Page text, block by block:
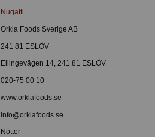
Nugatti
Orkla Foods Sverige AB
241 81 ESLÖV
Ellingevägen 14, 241 81 ESLÖV
020-75 00 10
www.orklafoods.se
info@orklafoods.se
Nötter